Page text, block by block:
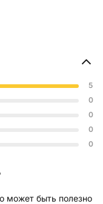
5
0
0
0
0
может быть полезно